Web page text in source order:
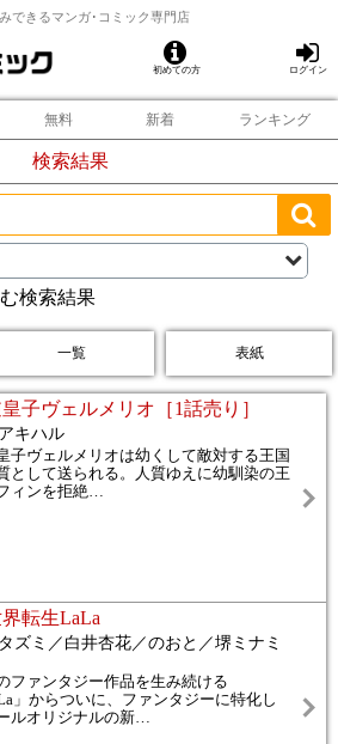
できるマンガ･コミック専門店
初めての方 ログイン
無料 新着 ランキング
検索結果
検索結果
一覧 表紙
子ヴェルメリオ［1話売り］
キハル
子ヴェルメリオは幼くして敵対する王国
として送られる。人質ゆえに幼馴染の王
ィンを拒絶…
転生LaLa
ズミ／白井杏花／のおと／堺ミナミ
ファンタジー作品を生み続ける
」からついに、ファンタジーに特化し
ルオリジナルの新…